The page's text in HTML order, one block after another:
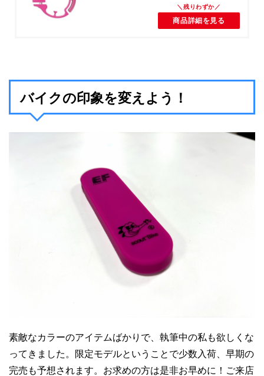
商品詳細を見る
バイクの印象を変えよう！
素敵なカラーのアイテムばかりで、執筆中の私も欲しくな
ってきました。限定モデルということで少数入荷、早期の
完売も予想されます。お求めの方は是非お早めに！ご来店